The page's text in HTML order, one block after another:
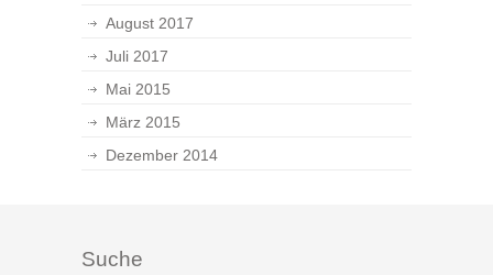
August 2017
Juli 2017
Mai 2015
März 2015
Dezember 2014
Suche